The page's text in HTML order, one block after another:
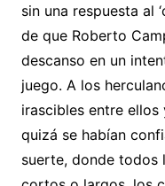
sin una respuesta al
de que Roberto
descanso en un
juego. A los
irascibles entre
quizá se habían
suerte, donde todos